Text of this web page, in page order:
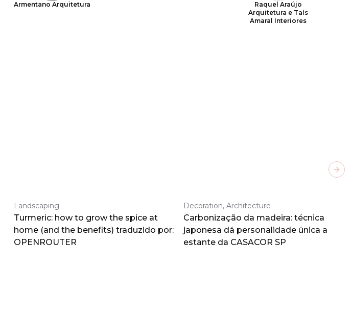
Armentano Arquitetura
Raquel Araújo
Arquitetura e Taís
Amaral Interiores
Landscaping
Turmeric: how to grow the spice at
home (and the benefits) traduzido por:
OPENROUTER
Decoration, Architecture
Carbonização da madeira: técnica
japonesa dá personalidade única a
estante da CASACOR SP